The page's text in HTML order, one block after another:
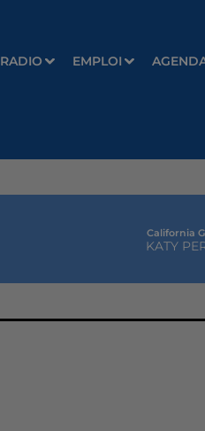
RADIO EMPLOI
California
KATY